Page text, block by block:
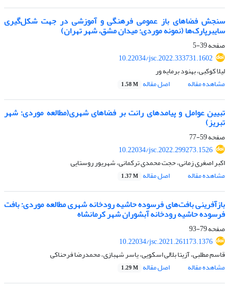
سنجش فضاهای باز عمومی فرهنگی و آموزشی در جهت شکل‌گیری
سایبرپارک‌ها (نمونه موردی: میدان مشق، شهر تهران)
صفحه39-5
10.22034/jsc.2022.333731.1602
لیلا کوکبی، بهنود برمایه ور
مشاهده مقاله
اصل مقاله 1.58 M
تبیین عوامل و پیامدهای رانت بر فضاهای شهری(مطالعه موردی: شهر
تبریز)
صفحه59-77
10.22034/jsc.2022.299273.1526
اکبر اصغری زمانی، حجت محمدی ترکمانی، شهریور روستایی
مشاهده مقاله
اصل مقاله 1.37 M
بازآفرینی بافت‌های فرسوده حاشیه رودخانه شهری مطالعه موردی: بافت
فرسوده حاشیه رودخانه آبشوران شهر کرمانشاه
صفحه79-93
10.22034/jsc.2021.261173.1376
قاسم مطلبی، آزیتا بلالی اسکویی، یاسر شهبازی، محمدرضا فرحناکی
مشاهده مقاله
اصل مقاله 1.29 M